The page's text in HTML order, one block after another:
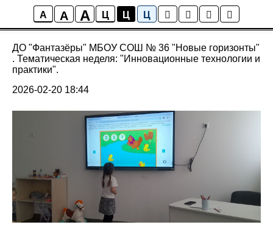
A A A Ц Ц Ц
Предшкола: стандарт детского сада
ДО "Фантазёры" МБОУ СОШ № 36 "Новые горизонты"
. Тематическая неделя: "Инновационные технологии и
практики".
2026-02-20 18:44